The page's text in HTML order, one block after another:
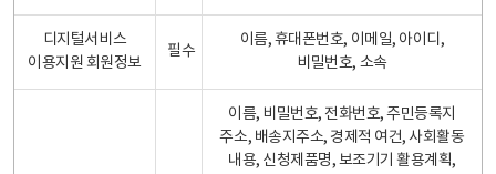
디지털서비스
이용지원 회원정보
필수
이름, 휴대폰번호, 이메일, 아이디,
비밀번호, 소속
이름, 비밀번호, 전화번호, 주민등록지
주소, 배송지주소, 경제적 여건, 사회활동
내용, 신청제품명, 보조기기 활용계획,